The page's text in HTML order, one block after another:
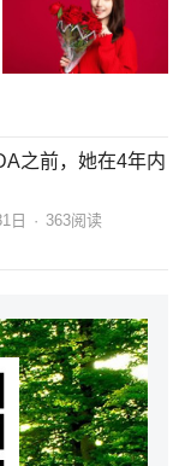
之前，她在4年内
日 · 363阅读